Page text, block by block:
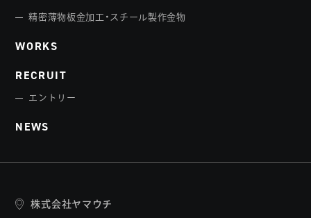
精密薄物板金加工・スチール製作金物
WORKS
RECRUIT
エントリー
NEWS
株式会社ヤマウチ